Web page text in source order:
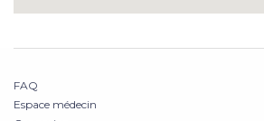
FAQ
Espace médecin